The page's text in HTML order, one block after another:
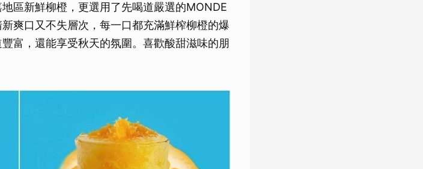
區新鮮柳橙，更選用了先喝道嚴選的MONDE
爽口又不失層次，每一口都充滿鮮榨柳橙的爆
富，還能享受秋天的氛圍。喜歡酸甜滋味的朋